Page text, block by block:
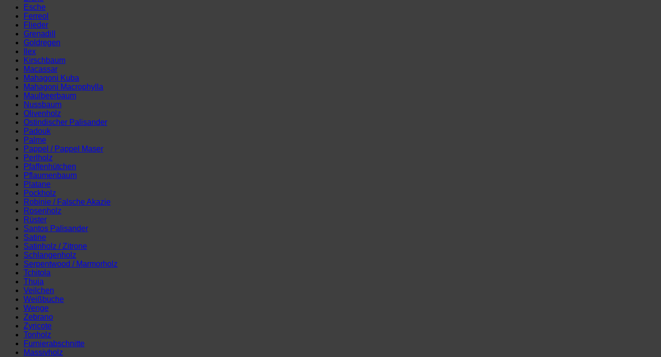
Esche
Ferreol
Flieder
Grenadill
Goldregen
Ilex
Kirschbaum
Macassar
Mahagoni Kuba
Mahagoni Macrophylla
Maulbeerbaum
Nussbaum
Olivenholz
Ostindischer Palisander
Padouk
Palme
Pappel / Pappel Maser
Perlholz
Pfaffenhütchen
Pflaumenbaum
Platane
Pockholz
Robinie / Falsche Akazie
Rosenholz
Rüster
Santos Palisander
Satine
Satinholz / Zitrone
Schlangenholz
Serpentwood / Marmorholz
Tchitola
Thuja
Veilchen
Weißbuche
Wenge
Zebrano
Zyricote
Tonholz
Furnierabschnitte
Massivholz